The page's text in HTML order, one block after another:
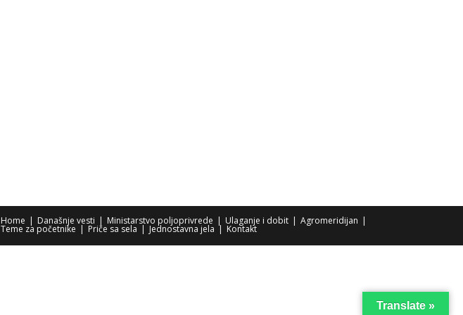
Home Današnje vesti Ministarstvo poljoprivrede Ulaganje i dobit Agromeridijan
Teme za početnike Priče sa sela Jednostavna jela Kontakt
Translate »